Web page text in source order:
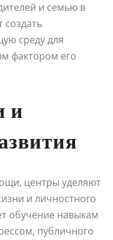
и семью в
создать
среду для
фактором его
и
центры уделяют
и личностного
обучение навыкам
публичного